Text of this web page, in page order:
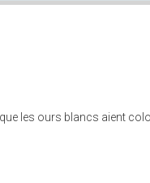
les ours blancs aient